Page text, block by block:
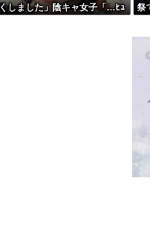
も行けない何も買えない！←言う
火」開催中止を発表 今後の対応
イが縮小されて絶望してる
しました」陰キャ女子「…ﾋｭ
祭
た